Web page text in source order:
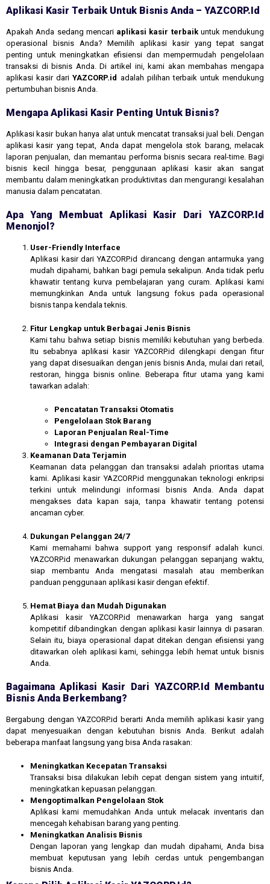
Aplikasi Kasir Terbaik Untuk Bisnis Anda – YAZCORP.id
Apakah Anda sedang mencari aplikasi kasir terbaikuntuk mendukung
operasional bisnis Anda? Memilih aplikasi kasir yang tepat sangat
penting untuk meningkatkan efisiensi dan mempermudah pengelolaan
transaksi di bisnis Anda. Di artikel ini, kami akan membahas mengapa
aplikasi kasir dariYAZCORP.id adalah pilihan terbaik untuk mendukung
pertumbuhan bisnis Anda.
Mengapa Aplikasi Kasir Penting Untuk Bisnis?
Aplikasi kasir bukan hanya alat untuk mencatat transaksi jual beli. Dengan
aplikasi kasir yang tepat, Anda dapat mengelola stok barang, melacak
laporan penjualan, dan memantau performa bisnis secara real-time. Bagi
bisnis kecil hingga besar, penggunaan aplikasi kasir akan sangat
membantu dalam meningkatkan produktivitas dan mengurangi kesalahan
manusia dalam pencatatan.
Apa Yang Membuat Aplikasi Kasir Dari YAZCORP.id
Menonjol?
User-Friendly Interface
Aplikasi kasir dari YAZCORP.id dirancang dengan antarmuka yang
mudah dipahami, bahkan bagi pemula sekalipun. Anda tidak perlu
khawatir tentang kurva pembelajaran yang curam. Aplikasi kami
memungkinkan Anda untuk langsung fokus pada operasional
bisnis tanpa kendala teknis.
Fitur Lengkap untuk Berbagai Jenis Bisnis
Kami tahu bahwa setiap bisnis memiliki kebutuhan yang berbeda.
Itu sebabnya aplikasi kasir YAZCORP.id dilengkapi dengan fitur
yang dapat disesuaikan dengan jenis bisnis Anda, mulai dari retail,
restoran, hingga bisnis online. Beberapa fitur utama yang kami
tawarkan adalah:
Pencatatan Transaksi Otomatis
Pengelolaan Stok Barang
Laporan Penjualan Real-Time
Integrasi dengan Pembayaran Digital
Keamanan Data Terjamin
Keamanan data pelanggan dan transaksi adalah prioritas utama
kami. Aplikasi kasir YAZCORP.id menggunakan teknologi enkripsi
terkini untuk melindungi informasi bisnis Anda. Anda dapat
mengakses data kapan saja, tanpa khawatir tentang potensi
ancaman cyber.
Dukungan Pelanggan 24/7
Kami memahami bahwa support yang responsif adalah kunci.
YAZCORP.id menawarkan dukungan pelanggan sepanjang waktu,
siap membantu Anda mengatasi masalah atau memberikan
panduan penggunaan aplikasi kasir dengan efektif.
Hemat Biaya dan Mudah Digunakan
Aplikasi kasir YAZCORP.id menawarkan harga yang sangat
kompetitif dibandingkan dengan aplikasi kasir lainnya di pasaran.
Selain itu, biaya operasional dapat ditekan dengan efisiensi yang
ditawarkan oleh aplikasi kami, sehingga lebih hemat untuk bisnis
Anda.
Bagaimana Aplikasi Kasir Dari YAZCORP.id Membantu
Bisnis Anda Berkembang?
Bergabung dengan YAZCORP.id berarti Anda memilih aplikasi kasir yang
dapat menyesuaikan dengan kebutuhan bisnis Anda. Berikut adalah
beberapa manfaat langsung yang bisa Anda rasakan:
Meningkatkan Kecepatan Transaksi
Transaksi bisa dilakukan lebih cepat dengan sistem yang intuitif,
meningkatkan kepuasan pelanggan.
Mengoptimalkan Pengelolaan Stok
Aplikasi kami memudahkan Anda untuk melacak inventaris dan
mencegah kehabisan barang yang penting.
Meningkatkan Analisis Bisnis
Dengan laporan yang lengkap dan mudah dipahami, Anda bisa
membuat keputusan yang lebih cerdas untuk pengembangan
bisnis Anda.